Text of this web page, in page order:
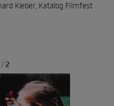
Kleber, Katalog Filmfest
/ 2